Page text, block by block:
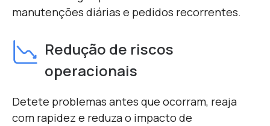
manutenções diárias e pedidos recorrentes.
Redução de riscos
operacionais
Detete problemas antes que ocorram, reaja
com rapidez e reduza o impacto de